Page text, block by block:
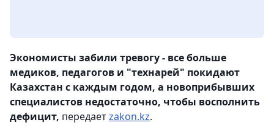
Экономисты забили тревогу - все больше
медиков, педагогов и "технарей" покидают
Казахстан с каждым годом, а новоприбывших
специалистов недостаточно, чтобы восполнить
дефицит, передаетzakon.kz.